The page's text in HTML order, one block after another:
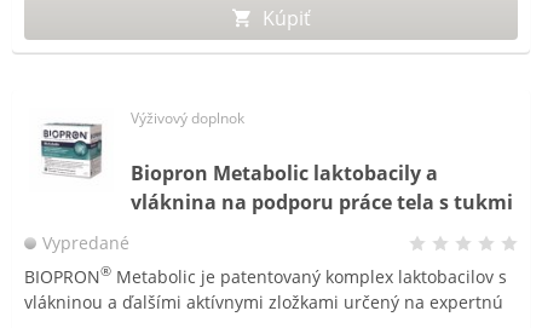
Kúpiť
Výživový doplnok
Biopron Metabolic laktobacily a
vláknina na podporu práce tela s tukmi
Vypredané
BIOPRON® Metabolic je patentovaný komplex laktobacilov s
vlákninou a ďalšími aktívnymi zložkami určený na expertnú